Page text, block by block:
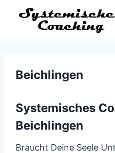
Inhalt
Beichlingen
Systemisches
Beichlingen
Braucht Deine Seele